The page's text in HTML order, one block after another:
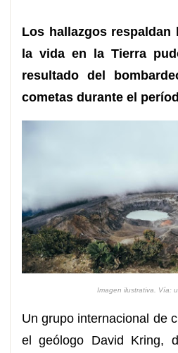
Los hallazgos
la vida en la Tierra
resultado del
cometas durante el
Imagen ilustrativa. Vía:
Un grupo internacional de
el geólogo David Kring,